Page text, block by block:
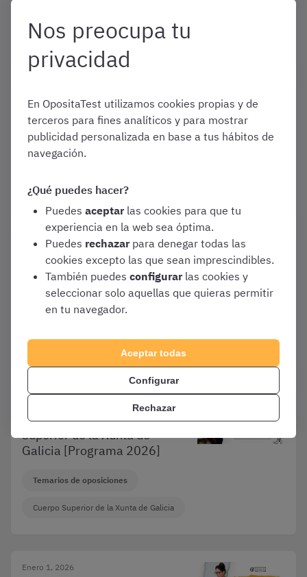
Varias oposiciones
Enero 1, 2026
Oposiciones Xunta de Galicia
2026, ¿a qué me presento?
Varias oposiciones
Enero 1, 2026
¿Cómo funcionan las listas de
la Xunta de Galicia en 2026?
Convocatorias y Guías de Oposiciones
Varias oposiciones
Enero 1, 2026
Así es el temario del Cuerpo
Superior de la Xunta de
Galicia [Programa 2026]
Temarios de oposiciones
Cuerpo Superior de la Xunta de Galicia
Enero 1, 2026
Nos preocupa tu
privacidad
En OpositaTest utilizamos cookies propias y de
terceros para fines analíticos y para mostrar
publicidad personalizada en base a tus hábitos de
navegación.
¿Qué puedes hacer?
Puedes aceptar las cookies para que tu
experiencia en la web sea óptima.
Puedes rechazar para denegar todas las
cookies excepto las que sean imprescindibles.
También puedes configurar las cookies y
seleccionar solo aquellas que quieras permitir
en tu navegador.
Aceptar todas
Configurar
Rechazar